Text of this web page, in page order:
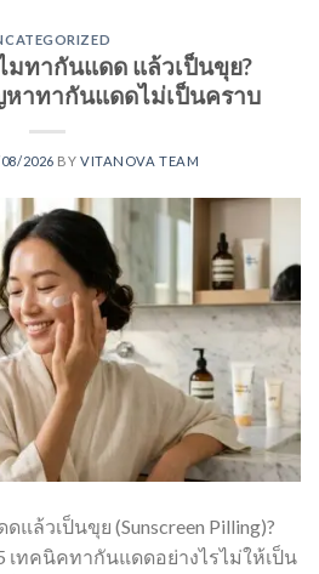
มทากันแดด แล้วเป็นขุย?
าทากันแดดไม่เป็นคราบ
2026 BYVITANOVA TEAM
ล้วเป็นขุย (Sunscreen Pilling)?
เทคนิคทากันแดดอย่างไรไม่ให้เป็น